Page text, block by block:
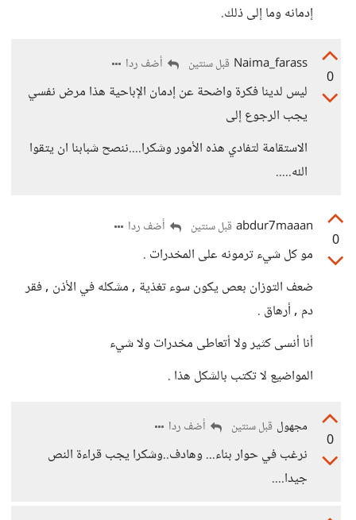
إدمانه وما إلى ذلك.
0
Naima_farass قبل سنتين أضف ردا
ليس لدينا فكرة واضحة عن إدمان الإباحية هذا مرض نفسي
يجب الرجوع إلى
الاستقامة لتفادي هذه الأمور وشكرا....ننصح شبابنا ان يتقوا
الله.....
0
abdur7maaan قبل سنتين أضف ردا
مو كل شيء ترمونه على المخدرات .
ضعف التوزان بعص يكون سوء تغذية , مشكله في الأذن , فقر
دم , أرهاق .
أنا أنسى كثير ولا أتعاطى مخدرات ولا شيء
المواضيع لا تكتب بالشكل هذا .
0
مجهول قبل سنتين أضف ردا
نرغب في حوار بناء... وهادف..وشكرا يجب قراءة النص
جيدا....